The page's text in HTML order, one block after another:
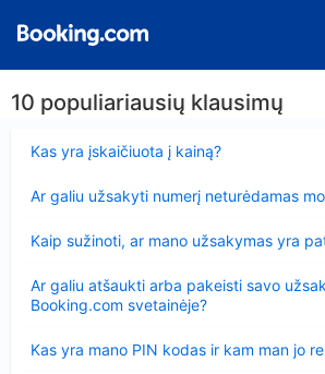
10 populiariausių klausimų
Kas yra įskaičiuota į kainą?
Ar galiu užsakyti numerį neturėdamas
Kaip sužinoti, ar mano užsakymas yra
Ar galiu atšaukti arba pakeisti savo
Booking.com svetainėje?
Kas yra mano PIN kodas ir kam man jo